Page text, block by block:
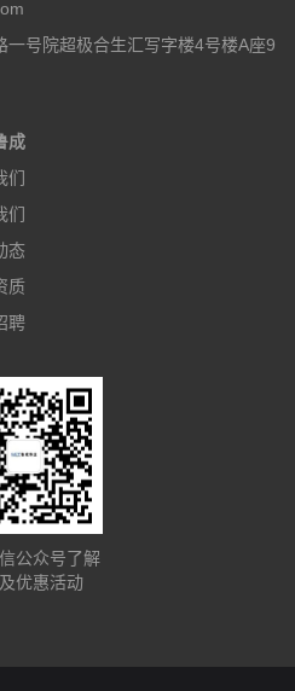
一号院超极合生汇写字楼4号楼A座9
成
们
们
态
质
聘
公众号了解
优惠活动